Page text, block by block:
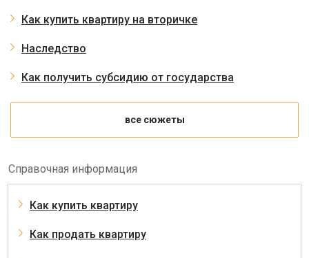
Как купить квартиру на вторичке
Наследство
Как получить субсидию от государства
все сюжеты
Справочная информация
Как купить квартиру
Как продать квартиру